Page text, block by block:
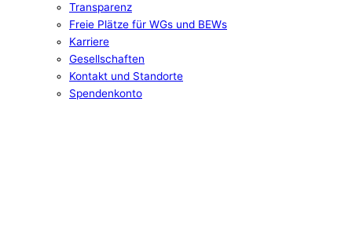
Transparenz
Freie Plätze für WGs und BEWs
Karriere
Gesellschaften
Kontakt und Standorte
Spendenkonto